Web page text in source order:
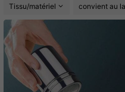
Tissu/matériel
convient au